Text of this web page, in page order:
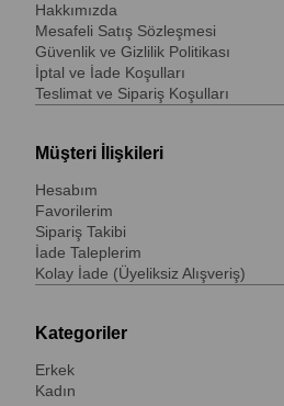
Hakkımızda
Mesafeli Satış Sözleşmesi
Güvenlik ve Gizlilik Politikası
İptal ve İade Koşulları
Teslimat ve Sipariş Koşulları
Müşteri İlişkileri
Hesabım
Favorilerim
Sipariş Takibi
İade Taleplerim
Kolay İade (Üyeliksiz Alışveriş)
Kategoriler
Erkek
Kadın